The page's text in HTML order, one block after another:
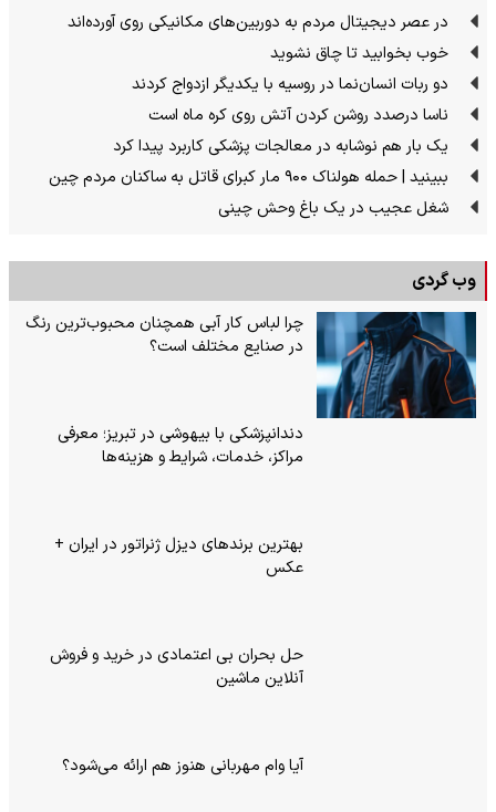
در عصر دیجیتال مردم به دوربین‌های مکانیکی روی آورده‌اند
خوب بخوابید تا چاق نشوید
دو ربات انسان‌نما در روسیه با یکدیگر ازدواج کردند
ناسا درصدد روشن کردن آتش روی کره ماه است
یک بار هم نوشابه در معالجات پزشکی کاربرد پیدا کرد
ببینید | حمله هولناک ۹۰۰ مار کبرای قاتل به ساکنان مردم چین
شغل عجیب در یک باغ وحش چینی
وب گردی
چرا لباس کار آبی همچنان محبوب‌ترین رنگ
در صنایع مختلف است؟
دندانپزشکی با بیهوشی در تبریز؛ معرفی
مراکز، خدمات، شرایط و هزینه‌ها
بهترین برندهای دیزل ژنراتور در ایران +
عکس
حل بحران بی‌ اعتمادی در خرید و فروش
آنلاین ماشین
آیا وام مهربانی هنوز هم ارائه می‌شود؟